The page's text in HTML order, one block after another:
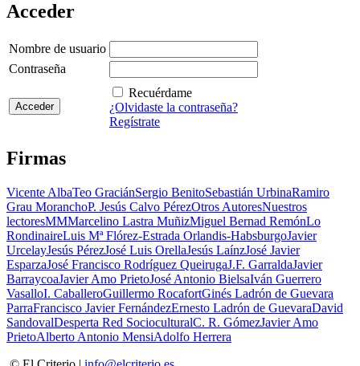
Acceder
Nombre de usuario
Contraseña
Recuérdame
¿Olvidaste la contraseña?
Regístrate
Firmas
Vicente AlbaTeo GraciánSergio BenitoSebastián UrbinaRamiro
Grau MoranchoP. Jesús Calvo PérezOtros AutoresNuestros
lectoresMMMarcelino Lastra MuñizMiguel Bernad RemónLo
RondinaireLuis Mª Flórez-Estrada Orlandis-HabsburgoJavier
UrcelayJesús PérezJosé Luis OrellaJesús LaínzJosé Javier
EsparzaJosé Francisco Rodríguez QueirugaJ.F. GarraldaJavier
BarraycoaJavier Amo PrietoJosé Antonio BielsaIván Guerrero
VasalloI. CaballeroGuillermo RocafortGinés Ladrón de Guevara
ParraFrancisco Javier FernándezErnesto Ladrón de GuevaraDavid
SandovalDesperta Red SocioculturalC. R. GómezJavier Amo
PrietoAlberto Antonio MensiAdolfo Herrera